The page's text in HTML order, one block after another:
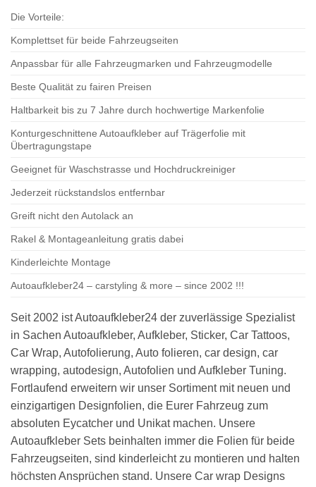
Die Vorteile:
Komplettset für beide Fahrzeugseiten
Anpassbar für alle Fahrzeugmarken und Fahrzeugmodelle
Beste Qualität zu fairen Preisen
Haltbarkeit bis zu 7 Jahre durch hochwertige Markenfolie
Konturgeschnittene Autoaufkleber auf Trägerfolie mit
Übertragungstape
Geeignet für Waschstrasse und Hochdruckreiniger
Jederzeit rückstandslos entfernbar
Greift nicht den Autolack an
Rakel & Montageanleitung gratis dabei
Kinderleichte Montage
Autoaufkleber24 – carstyling & more – since 2002 !!!
Seit 2002 ist Autoaufkleber24 der zuverlässige Spezialist
in Sachen Autoaufkleber, Aufkleber, Sticker, Car Tattoos,
Car Wrap, Autofolierung, Auto folieren, car design, car
wrapping, autodesign, Autofolien und Aufkleber Tuning.
Fortlaufend erweitern wir unser Sortiment mit neuen und
einzigartigen Designfolien, die Eurer Fahrzeug zum
absoluten Eycatcher und Unikat machen. Unsere
Autoaufkleber Sets beinhalten immer die Folien für beide
Fahrzeugseiten, sind kinderleicht zu montieren und halten
höchsten Ansprüchen stand. Unsere Car wrap Designs